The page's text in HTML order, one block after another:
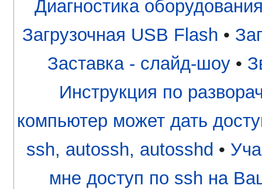
Диагностика
Загрузочная USB Flash •
Заставка - слайд-шоу •
Инструкция по
компьютер может дать
ssh, autossh, autosshd •
мне доступ по ssh на